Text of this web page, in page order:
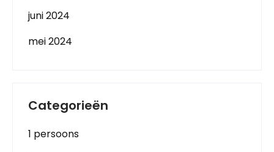
juni 2024
mei 2024
Categorieën
1 persoons